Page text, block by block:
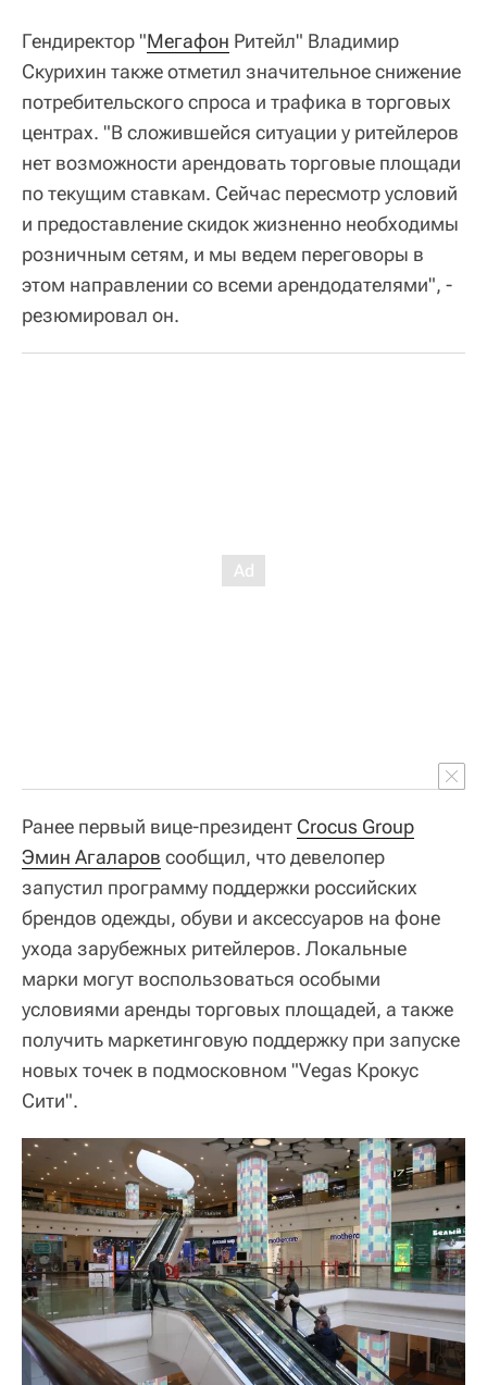
Гендиректор "Мегафон Ритейл" Владимир
Скурихин также отметил значительное снижение
потребительского спроса и трафика в торговых
центрах. "В сложившейся ситуации у ритейлеров
нет возможности арендовать торговые площади
по текущим ставкам. Сейчас пересмотр условий
и предоставление скидок жизненно необходимы
розничным сетям, и мы ведем переговоры в
этом направлении со всеми арендодателями", -
резюмировал он.
Ранее первый вице-президент Crocus Group
Эмин Агаларов сообщил, что девелопер
запустил программу поддержки российских
брендов одежды, обуви и аксессуаров на фоне
ухода зарубежных ритейлеров. Локальные
марки могут воспользоваться особыми
условиями аренды торговых площадей, а также
получить маркетинговую поддержку при запуске
новых точек в подмосковном "Vegas Крокус
Сити".